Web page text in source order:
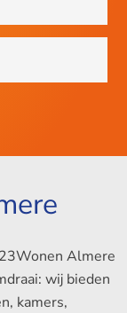
Almere
wij bieden
kamers,